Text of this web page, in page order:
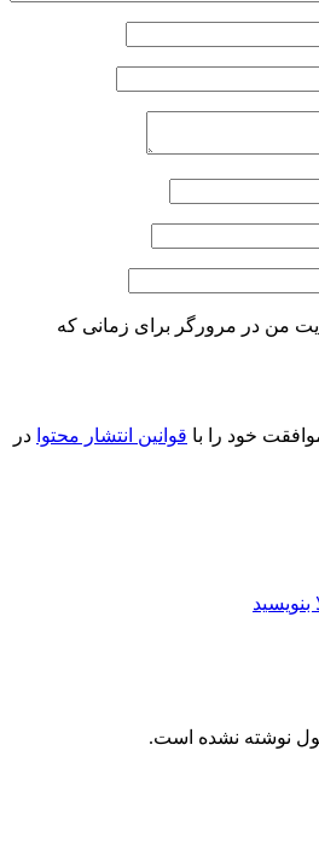
من در مرورگر برای زمانی که
خود را با قوانین انتشار محتوا در
بنویسید
نوشته نشده است.